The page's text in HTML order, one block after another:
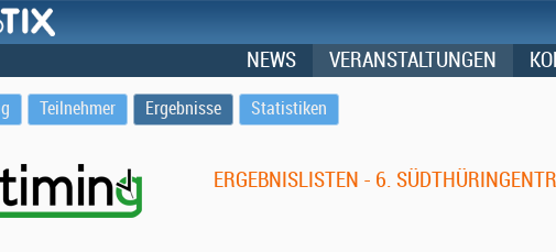
NEWS VERANSTALTUNGEN
Teilnehmer Ergebnisse Statistiken
ERGEBNISLISTEN - 6.